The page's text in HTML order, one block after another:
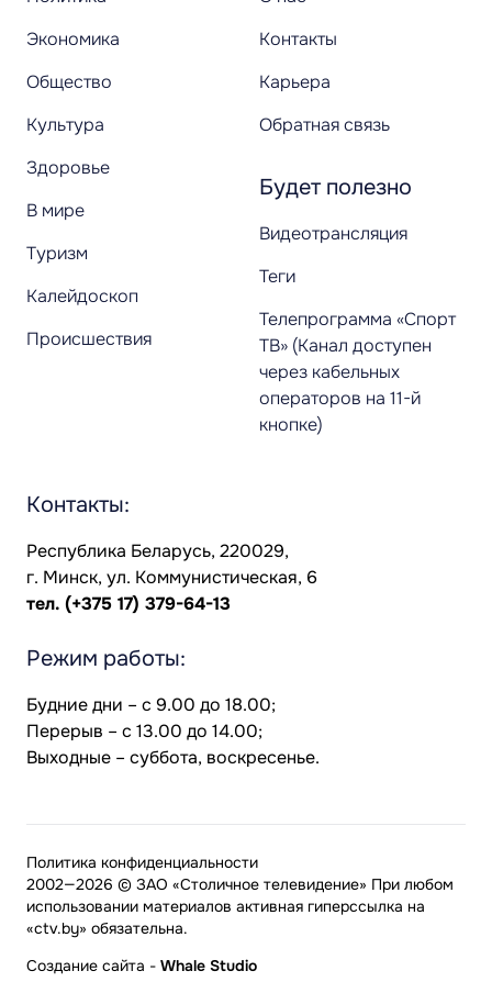
Экономика
Общество
Культура
Здоровье
В мире
Туризм
Калейдоскоп
Происшествия
Контакты
Карьера
Обратная связь
Будет полезно
Видеотрансляция
Теги
Телепрограмма «Спорт
ТВ» (Канал доступен
через кабельных
операторов на 11-й
кнопке)
Контакты:
Республика Беларусь, 220029,
г. Минск, ул. Коммунистическая, 6
тел. (+375 17) 379-64-13
Режим работы:
Будние дни – с 9.00 до 18.00;
Перерыв – с 13.00 до 14.00;
Выходные – суббота, воскресенье.
2002—2026 © ЗАО «Столичное телевидение» При любом
использовании материалов активная гиперссылка на
«ctv.by» обязательна.
Политика конфиденциальности
Создание сайта - Whale Studio